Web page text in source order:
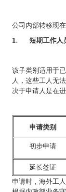
公司内部转移现
1. 短期工作人
该子类别适用于
人，这些工人无
决于申请人是在
申请类别
初步申请
延长签证
申请时，海外工